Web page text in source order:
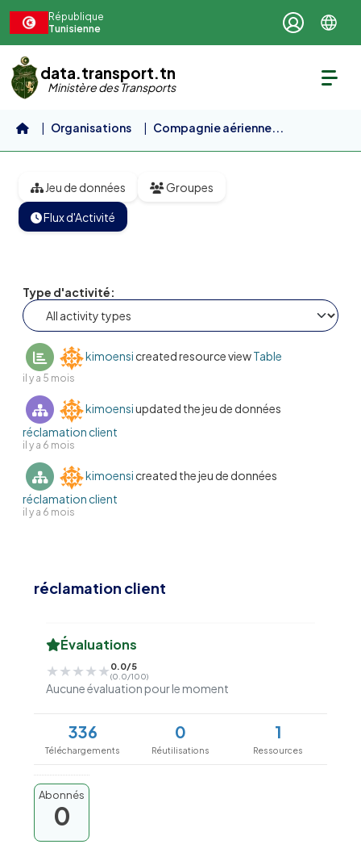
République
Tunisienne
data.transport.tn
Ministère des Transports
Organisations
Compagnie aérienne...
Jeu de données Groupes
Flux d'Activité
Type d'activité
kimoensi created resource viewTable
il y a 5 mois
kimoensiupdated the jeu de données
réclamation client
il y a 6 mois
kimoensi created the jeu de données
réclamation client
il y a 6 mois
réclamation client
Évaluations
★★★★★
★★★★★ 0.0/5
(0.0/100)
Aucune évaluation pour le moment
336
Téléchargements
0
Réutilisations
1
Ressources
Abonnés
0